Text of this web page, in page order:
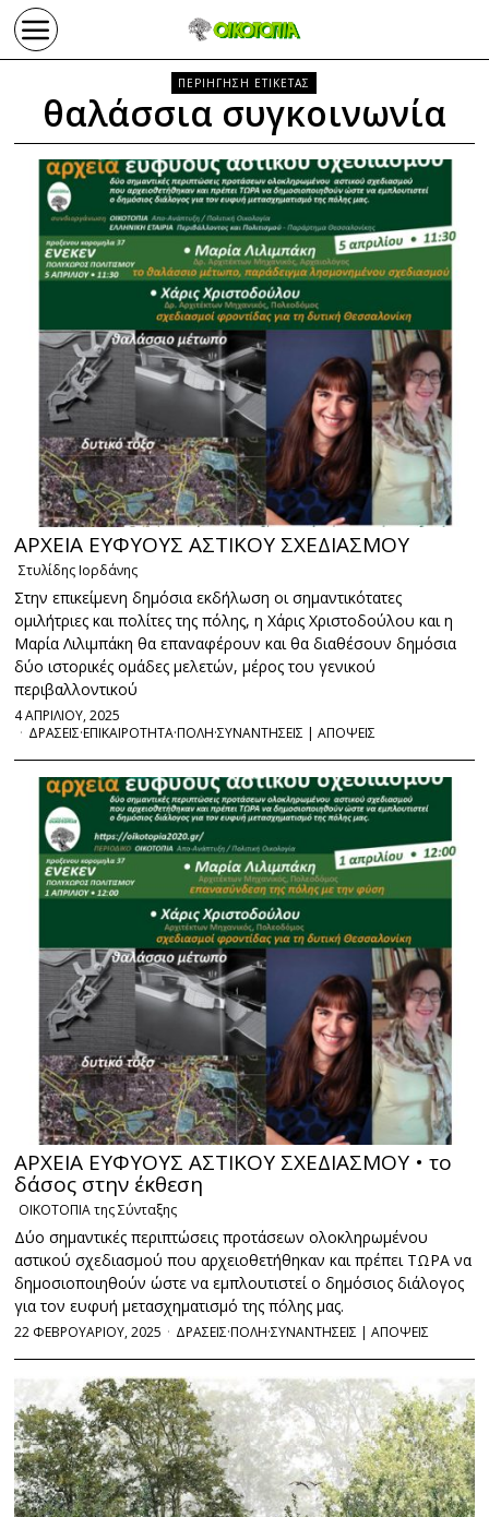
ΠΕΡΙΗΓΗΣΗ ΕΤΙΚΕΤΑΣ
θαλάσσια συγκοινωνία
ΑΡΧΕΙΑ ΕΥΦΥΟΥΣ ΑΣΤΙΚΟΥ ΣΧΕΔΙΑΣΜΟΥ
Στυλίδης Ιορδάνης
Στην επικείμενη δημόσια εκδήλωση οι σημαντικότατες
ομιλήτριες και πολίτες της πόλης, η Χάρις Χριστοδούλου και η
Μαρία Λιλιμπάκη θα επαναφέρουν και θα διαθέσουν δημόσια
δύο ιστορικές ομάδες μελετών, μέρος του γενικού
περιβαλλοντικού
4 ΑΠΡΙΛΙΟΥ, 2025
ΔΡΑΣΕΙΣ·ΕΠΙΚΑΙΡΟΤΗΤΑ·ΠΟΛΗ·ΣΥΝΑΝΤΗΣΕΙΣ | ΑΠΟΨΕΙΣ
ΑΡΧΕΙΑ ΕΥΦΥΟΥΣ ΑΣΤΙΚΟΥ ΣΧΕΔΙΑΣΜΟΥ • το
δάσος στην έκθεση
ΟΙΚΟΤΟΠΙΑ της Σύνταξης
Δύο σημαντικές περιπτώσεις προτάσεων ολοκληρωμένου
αστικού σχεδιασμού που αρχειοθετήθηκαν και πρέπει ΤΩΡΑ να
δημοσιοποιηθούν ώστε να εμπλουτιστεί ο δημόσιος διάλογος
για τον ευφυή μετασχηματισμό της πόλης μας.
22 ΦΕΒΡΟΥΑΡΙΟΥ, 2025 ΔΡΑΣΕΙΣ·ΠΟΛΗ·ΣΥΝΑΝΤΗΣΕΙΣ | ΑΠΟΨΕΙΣ